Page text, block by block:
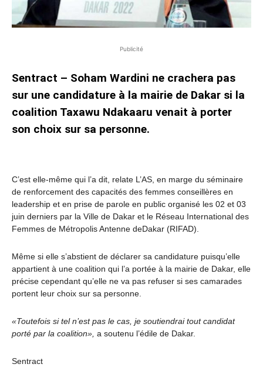
Publicité
Sentract – Soham Wardini ne crachera pas
sur une candidature à la mairie de Dakar si la
coalition Taxawu Ndakaaru venait à porter
son choix sur sa personne.
C’est elle-même qui l’a dit, relate L’AS, en marge du séminaire
de renforcement des capacités des femmes conseillères en
leadership et en prise de parole en public organisé les 02 et 03
juin derniers par la Ville de Dakar et le Réseau International des
Femmes de Métropolis Antenne deDakar (RIFAD).
Même si elle s’abstient de déclarer sa candidature puisqu’elle
appartient à une coalition qui l’a portée à la mairie de Dakar, elle
précise cependant qu’elle ne va pas refuser si ses camarades
portent leur choix sur sa personne.
«Toutefois si tel n’est pas le cas, je soutiendrai tout candidat
porté par la coalition», a soutenu l’édile de Dakar.
Sentract